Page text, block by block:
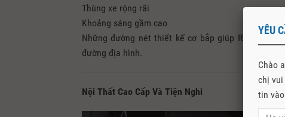
Thùng xe rộng rãi
Khoảng sáng gầm cao
Những đường nét thiết kế cơ bắp giúp Ranger
đường địa hình.
Nội Thất Cao Cấp Và Tiện Nghi
YÊU
Chào
chị
tin